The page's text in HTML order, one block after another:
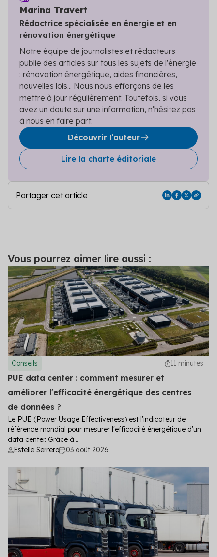
Marina Travert
Rédactrice spécialisée en énergie et en
rénovation énergétique
Notre équipe de journalistes et rédacteurs
publie des articles sur tous les sujets de l'énergie
: rénovation énergétique, aides financières,
nouvelles lois... Nous nous efforçons de les
mettre à jour régulièrement. Toutefois, si vous
avez un doute sur une information, n'hésitez pas
à nous en faire part.
Découvrir l’auteur
Lire la charte éditoriale
Partager cet article
Vous pourrez aimer lire aussi :
Conseils 11 minutes
PUE data center : comment mesurer et
améliorer l'efficacité énergétique des centres
de données ?
Le PUE (Power Usage Effectiveness) est l'indicateur de
référence mondial pour mesurer l'efficacité énergétique d'un
data center. Grâce à...
Estelle Serrero
03 août 2026